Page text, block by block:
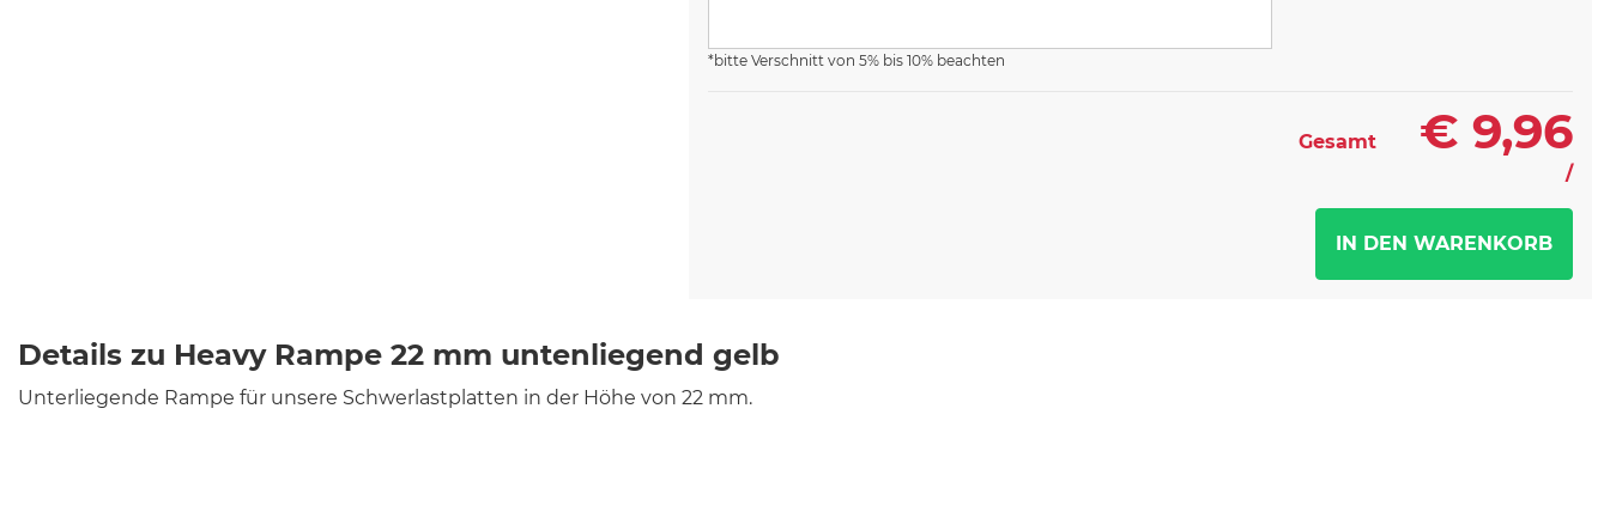
*bitte Verschnitt von 5% bis 10% beachten
Gesamt € 9,96
/
Details zu Heavy Rampe 22 mm untenliegend gelb
Unterliegende Rampe für unsere Schwerlastplatten in der Höhe von 22 mm.